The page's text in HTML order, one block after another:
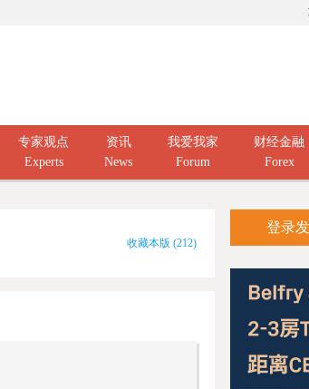
专家观点
Experts
资讯
News
我爱我家
Forum
财经金融
Forex
收藏本版 (212)
登录